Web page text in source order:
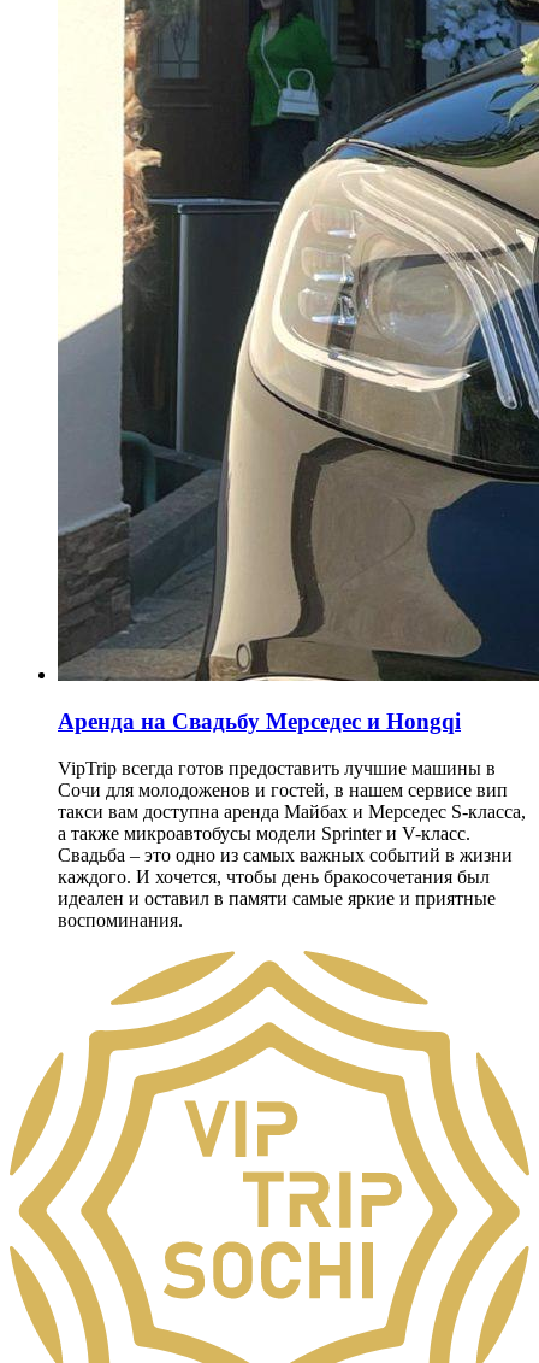
Аренда на Свадьбу Мерседес и Hongqi
VipTrip всегда готов предоставить лучшие машины в
Сочи для молодоженов и гостей, в нашем сервисе вип
такси вам доступна аренда Майбах и Мерседес S-класса,
а также микроавтобусы модели Sprinter и V-класс.
Свадьба – это одно из самых важных событий в жизни
каждого. И хочется, чтобы день бракосочетания был
идеален и оставил в памяти самые яркие и приятные
воспоминания.